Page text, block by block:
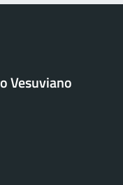
Vesuviano